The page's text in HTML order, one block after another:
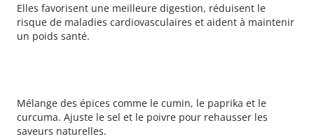
Elles favorisent une meilleure digestion, réduisent le
risque de maladies cardiovasculaires et aident à maintenir
un poids santé.
Mélange des épices comme le cumin, le paprika et le
curcuma. Ajuste le sel et le poivre pour rehausser les
saveurs naturelles.